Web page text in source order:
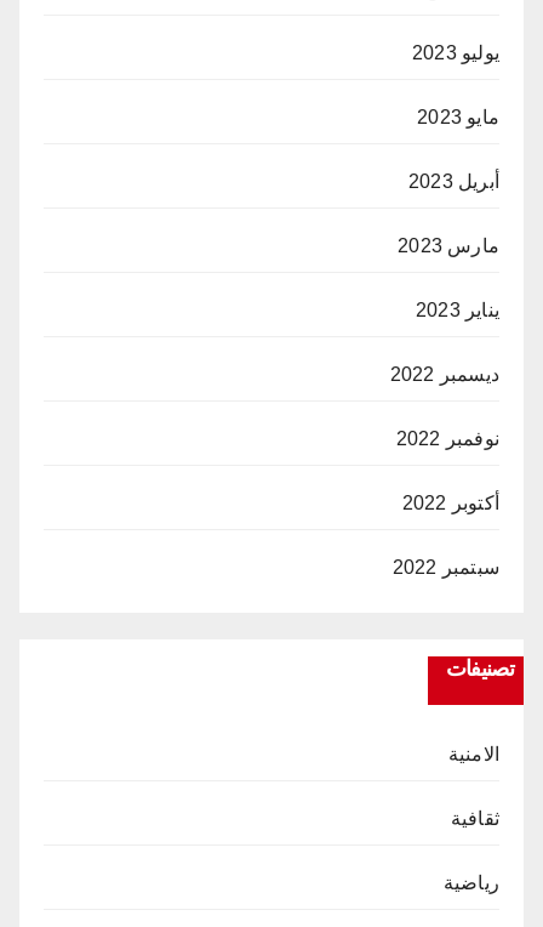
يوليو 2023
مايو 2023
أبريل 2023
مارس 2023
يناير 2023
ديسمبر 2022
نوفمبر 2022
أكتوبر 2022
سبتمبر 2022
تصنيفات
الامنية
ثقافية
رياضية